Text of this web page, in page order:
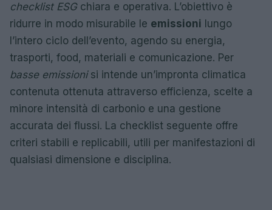
checklist ESGchiara e operativa. L’obiettivo è
ridurre in modo misurabile le emissioni lungo
l’intero ciclo dell’evento, agendo su energia,
trasporti, food, materiali e comunicazione. Per
basse emissionisi intende un’impronta climatica
contenuta ottenuta attraverso efficienza, scelte a
minore intensità di carbonio e una gestione
accurata dei flussi. La checklist seguente offre
criteri stabili e replicabili, utili per manifestazioni di
qualsiasi dimensione e disciplina.